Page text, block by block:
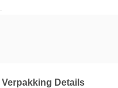
Verpakking Details